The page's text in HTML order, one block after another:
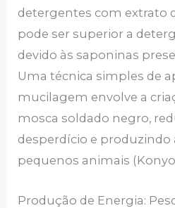
detergentes com extrato
pode ser superior a
devido às saponinas
Uma técnica simples de
mucilagem envolve a
mosca soldado negro,
desperdício e produzindo
pequenos animais (Konyo
Produção de Energia: